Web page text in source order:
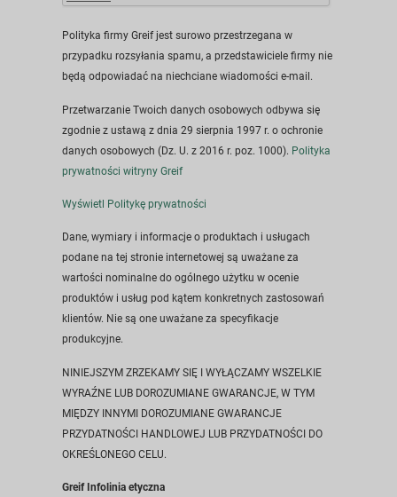
Polityka firmy Greif jest surowo przestrzegana w
przypadku rozsyłania spamu, a przedstawiciele firmy nie
będą odpowiadać na niechciane wiadomości e-mail.
Przetwarzanie Twoich danych osobowych odbywa się
zgodnie z ustawą z dnia 29 sierpnia 1997 r. o ochronie
danych osobowych (Dz. U. z 2016 r. poz. 1000). Polityka
prywatności witryny Greif
Wyświetl Politykę prywatności
Dane, wymiary i informacje o produktach i usługach
podane na tej stronie internetowej są uważane za
wartości nominalne do ogólnego użytku w ocenie
produktów i usług pod kątem konkretnych zastosowań
klientów. Nie są one uważane za specyfikacje
produkcyjne.
NINIEJSZYM ZRZEKAMY SIĘ I WYŁĄCZAMY WSZELKIE
WYRAŹNE LUB DOROZUMIANE GWARANCJE, W TYM
MIĘDZY INNYMI DOROZUMIANE GWARANCJE
PRZYDATNOŚCI HANDLOWEJ LUB PRZYDATNOŚCI DO
OKREŚLONEGO CELU.
Greif Infolinia etyczna